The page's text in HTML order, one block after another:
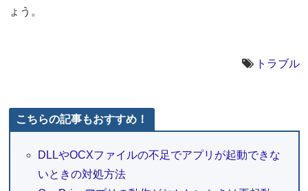
ょう。
トラブル
こちらの記事もおすすめ！
DLLやOCXファイルの不足でアプリが起動できな
いときの対処方法